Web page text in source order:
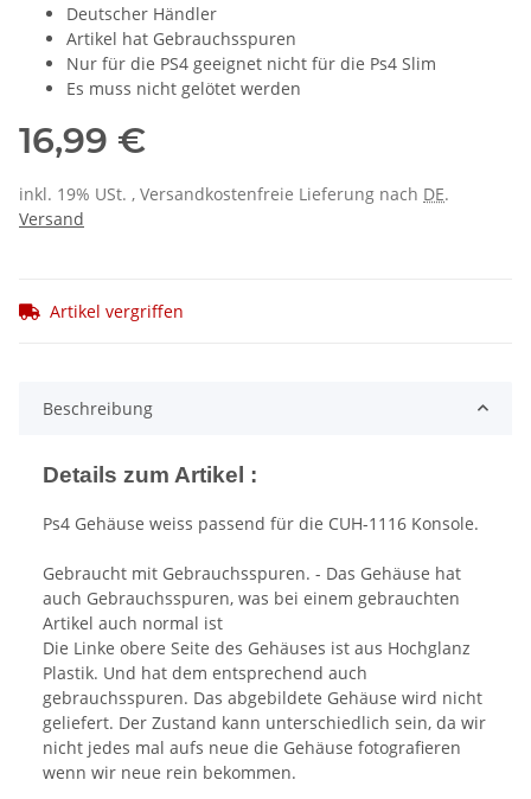
Deutscher Händler
Artikel hat Gebrauchsspuren
Nur für die PS4 geeignet nicht für die Ps4 Slim
Es muss nicht gelötet werden
16,99 €
inkl. 19% USt. , Versandkostenfreie Lieferung nach DE.
Versand
Artikel vergriffen
Beschreibung
Details zum Artikel :
Ps4 Gehäuse weiss passend für die CUH-1116 Konsole.
Gebraucht mit Gebrauchsspuren. - Das Gehäuse hat
auch Gebrauchsspuren, was bei einem gebrauchten
Artikel auch normal ist
Die Linke obere Seite des Gehäuses ist aus Hochglanz
Plastik. Und hat dem entsprechend auch
gebrauchsspuren. Das abgebildete Gehäuse wird nicht
geliefert. Der Zustand kann unterschiedlich sein, da wir
nicht jedes mal aufs neue die Gehäuse fotografieren
wenn wir neue rein bekommen.